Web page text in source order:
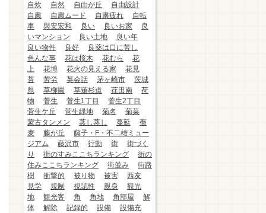
自炊
自然 自由が丘
自由設計
自粛
自粛ムード 自粛疲れ
自転
車
與安宏和 良い 良いお家
良
いマンション
良い土地
良い年
良い物件
良好
良薬は口に苦し
色んな事
花は桜木 花むら
花
上
花博 花火の見える家
花見
苔
苦労 英会話 茅ヶ崎市
茨城
県
草柳園 草薙杉道 荏田南
荷
物
菅生 菅生1丁目
菅生2丁目
菅生ケ丘
菅生緑地 菊名
菊菜
蒙古タンメン
蒸し蒸し 蔓延
蕎
麦
藤が丘
藤子・F・不二雄ミュー
ジアム
藤沢市 行動 街
街づく
り
街のすみここちランキング
街の
住みここちランキング
街並み
街路
樹
衝撃的 被り物 被害
西友
見学
規制 視認性 親身
観光
地
観光客 角 角地 角部屋
解
体
解除 記録的 設備
設備充